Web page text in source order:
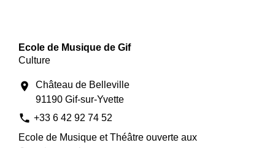
Ecole de Musique de Gif
Culture
location_on
Château de Belleville
91190 Gif-sur-Yvette
phone +33 6 42 92 74 52
Ecole de Musique et Théâtre ouverte aux